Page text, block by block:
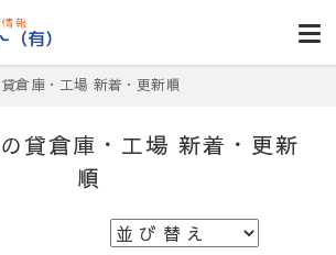
務
倉庫・工場 新着・更新順
貸倉庫・工場 新着・更新
順